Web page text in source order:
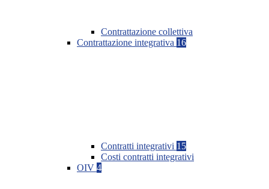
Contrattazione collettiva
Contrattazione integrativa 16
Contratti integrativi 15
Costi contratti integrativi
OIV 4